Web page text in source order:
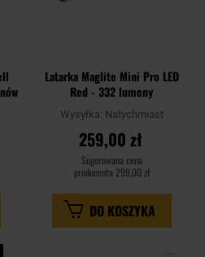
Latarka Maglite Mini Pro LED
Red - 332 lumeny
Wysyłka: Natychmiast
259,00 zł
Sugerowana cena
producenta 299,00 zł
DO KOSZYKA